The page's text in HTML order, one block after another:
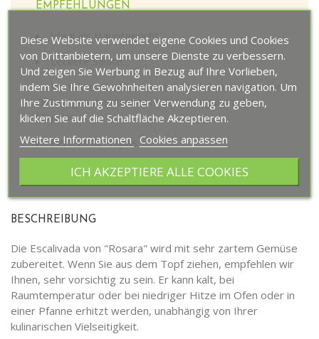
EMPFEHLUNGEN
Ideal als Hauptgericht.
Leckere Salate.
Perfekte Kombination mit Sardellen, schwarzen
Oliven, geschmolzenem Käse, Oregano oder
Majoran.
Perfekt für Tapas.
BESCHREIBUNG
Die Escalivada von "Rosara" wird mit sehr zartem Gemüse
zubereitet. Wenn Sie aus dem Topf ziehen, empfehlen wir
Ihnen, sehr vorsichtig zu sein. Er kann kalt, bei
Raumtemperatur oder bei niedriger Hitze im Ofen oder in
einer Pfanne erhitzt werden, unabhängig von Ihrer
kulinarischen Vielseitigkeit.
Diese Website verwendet eigene Cookies und Cookies
von Drittanbietern, um unsere Dienste zu verbessern.
Und zeigen Sie Werbung in Bezug auf Ihre Vorlieben,
indem Sie Ihre Gewohnheiten analysieren navigation. Um
Ihre Zustimmung zu seiner Verwendung zu geben,
klicken Sie auf die Schaltfläche Akzeptieren.
Weitere Informationen
Cookies anpassen
ICH AKZEPTIERE ALLE COOKIES